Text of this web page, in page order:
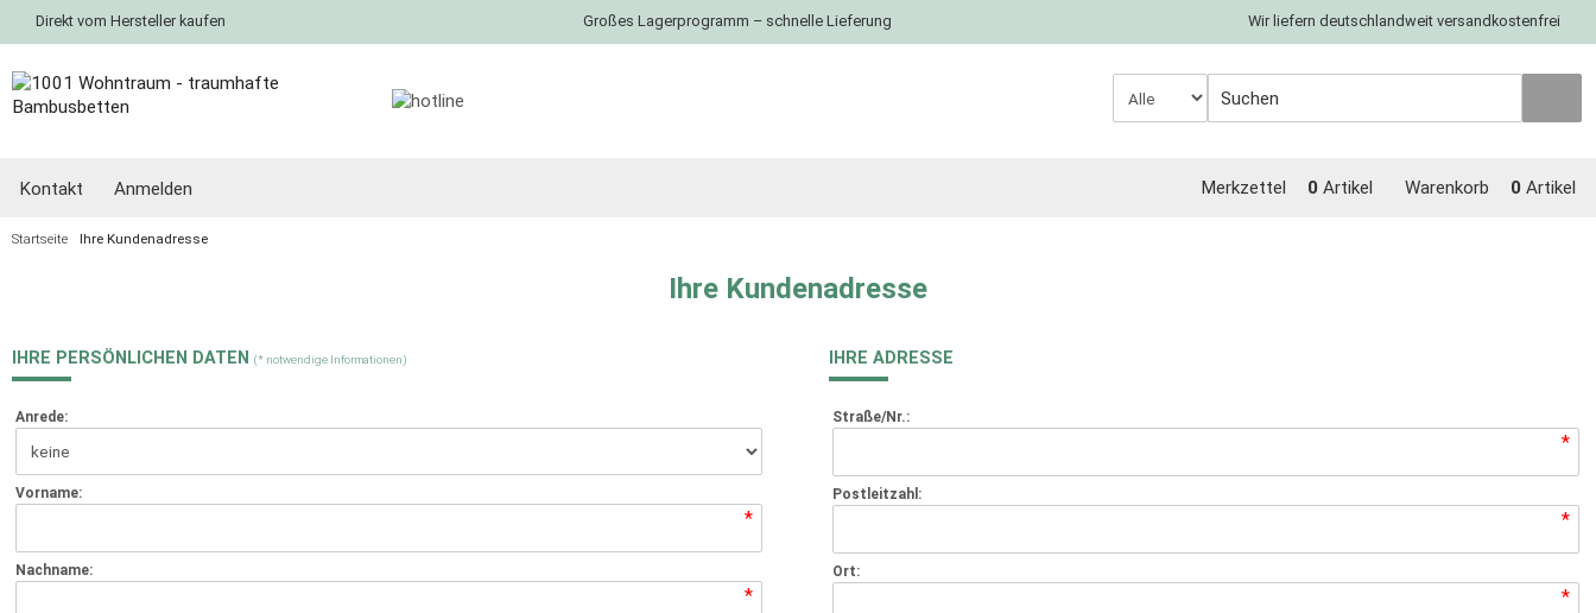
Direkt vom Hersteller kaufen Großes Lagerprogramm – schnelle Lieferung Wir liefern deutschlandweit versandkostenfrei
Kontakt Anmelden Warenkorb 0 Artikel
Merkzettel 0 Artikel
Startseite Ihre Kundenadresse
Ihre Kundenadresse
IHRE PERSÖNLICHEN DATEN (* notwendige Informationen)
Anrede:
Vorname:
*
Nachname:
*
IHRE ADRESSE
Straße/Nr.:
*
Postleitzahl:
*
Ort:
*